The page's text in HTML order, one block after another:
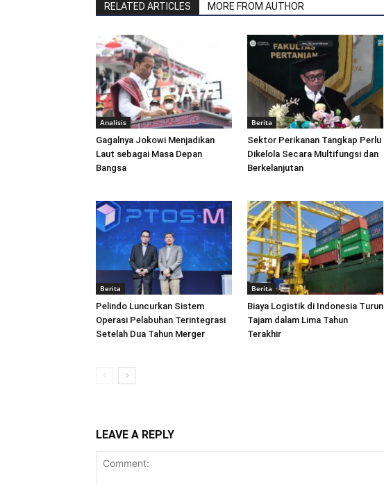
RELATED ARTICLES MORE FROM AUTHOR
Analisis
Gagalnya Jokowi Menjadikan
Laut sebagai Masa Depan
Bangsa
Berita
Sektor Perikanan Tangkap Perlu
Dikelola Secara Multifungsi dan
Berkelanjutan
Berita
Pelindo Luncurkan Sistem
Operasi Pelabuhan Terintegrasi
Setelah Dua Tahun Merger
Berita
Biaya Logistik di Indonesia Turun
Tajam dalam Lima Tahun
Terakhir
LEAVE A REPLY